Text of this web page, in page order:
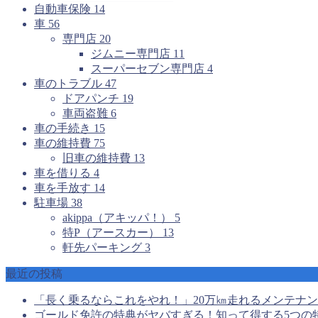
自動車保険 14
車 56
専門店 20
ジムニー専門店 11
スーパーセブン専門店 4
車のトラブル 47
ドアパンチ 19
車両盗難 6
車の手続き 15
車の維持費 75
旧車の維持費 13
車を借りる 4
車を手放す 14
駐車場 38
akippa（アキッパ！） 5
特P（アースカー） 13
軒先パーキング 3
最近の投稿
「長く乗るならこれをやれ！」20万㎞走れるメンテナ
ゴールド免許の特典がヤバすぎる！知って得する5つの